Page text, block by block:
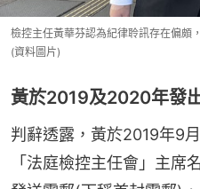
檢控主任黃華芬認為紀律聆訊存在偏頗
(資料圖片)
黃於2019及2020年發
判辭透露，黃於2019年9
「法庭檢控主任會」主席